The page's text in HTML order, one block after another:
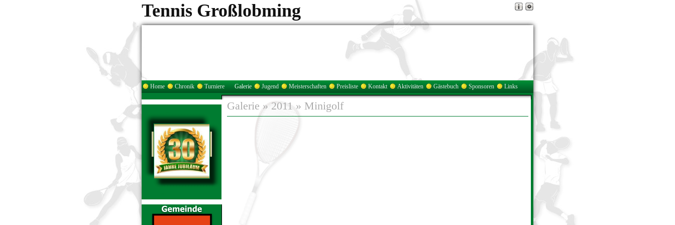
Tennis Großlobming
Home Chronik Turniere Galerie Jugend Meisterschaften Preisliste Kontakt Aktivitäten Gästebuch Sponsoren Links
Galerie »2011 » Minigolf